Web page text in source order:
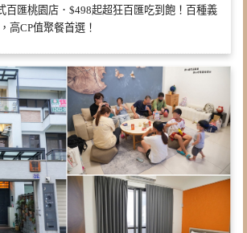
百匯桃園店．$498起超狂百匯吃到飽！百種義
高CP值聚餐首選！